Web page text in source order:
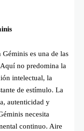
es una de las
no predomina la
intelectual, la
de estímulo. La
autenticidad y
necesita
continuo. Aire